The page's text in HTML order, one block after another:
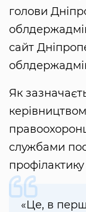
голови
сайт
Як
службами
«Це, в